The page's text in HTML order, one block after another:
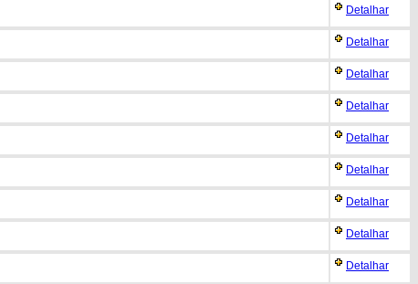
Detalhar
Detalhar
Detalhar
Detalhar
Detalhar
Detalhar
Detalhar
Detalhar
Detalhar